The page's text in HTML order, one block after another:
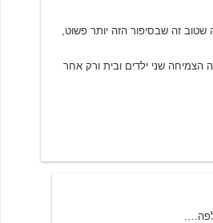
שטוב זה שבסיפור הזה יותר פשוט,
שני ילדים ובית ורק אחר